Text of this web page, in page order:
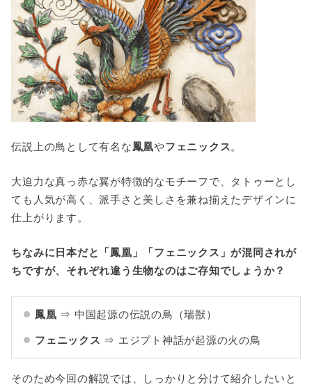
伝説上の鳥として有名な鳳凰やフェニックス。
大迫力な真っ赤な翼が特徴的なモチーフで、タトゥーとし
ても人気が高く、派手さと美しさを兼ね揃えたデザインに
仕上がります。
ちなみに日本だと「鳳凰」「フェニックス」が混同されが
ちですが、それぞれ違う生物なのはご存知でしょうか？
鳳凰 ⇒ 中国起源の伝説の鳥（瑞獣）
フェニックス ⇒ エジプト神話が起源の火の鳥
そのため今回の解説では、しっかりと分けて紹介したいと